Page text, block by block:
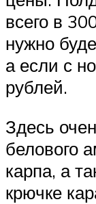
всего в
нужно
а если с
рублей.
Здесь
белового
карпа, а
крючке